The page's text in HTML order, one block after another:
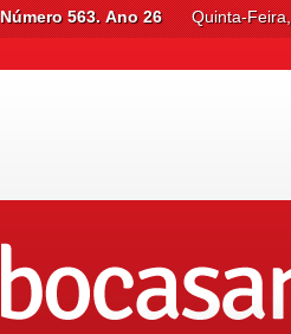
Número 563. Ano 26 Quinta-